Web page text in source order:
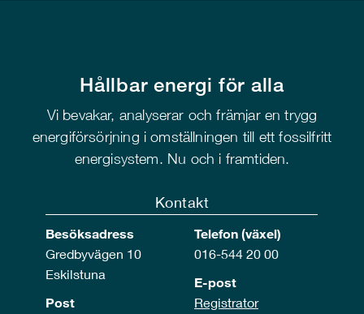
Hållbar energi för alla
Vi bevakar, analyserar och främjar en trygg
energiförsörjning i omställningen till ett fossilfritt
energisystem. Nu och i framtiden.
Kontakt
Besöksadress
Gredbyvägen 10
Eskilstuna
Post
Telefon (växel)
016-544 20 00
E-post
Registrator